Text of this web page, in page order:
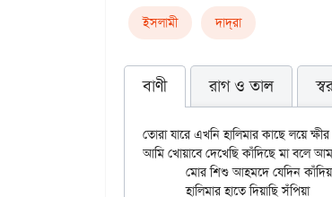
ইসলামী দাদ্‌রা
বাণী রাগ ও তাল
তোরা যারে এখনি হালিমার কাছে লয়ে
আমি খোয়াবে দেখেছি কাঁদিছে মা বলে
	হালিমার হাতে দিয়াছি সঁপিয়া